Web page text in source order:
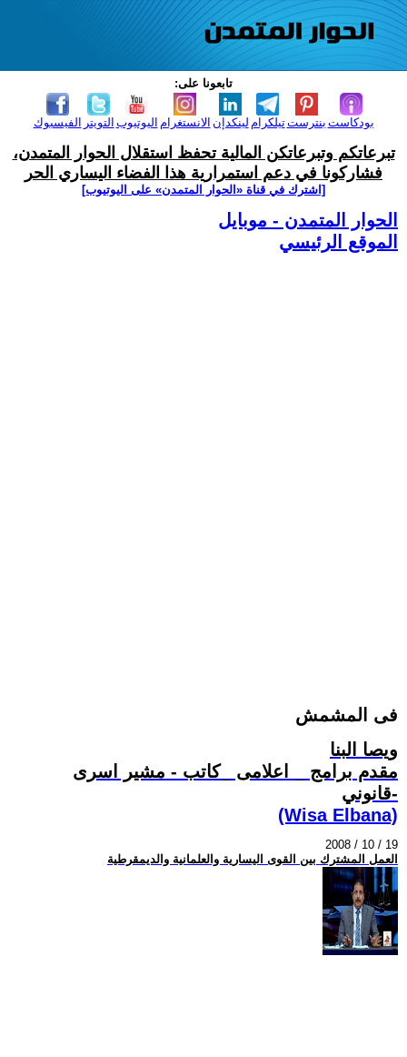
تابعونا على:
الفيسبوك التويتر اليوتيوب الانستغرام لينكدإن تيلكرامبنترست بودكاست
تبرعاتكم وتبرعاتكن المالية تحفظ استقلال الحوار المتمدن،
فشاركونا في دعم استمرارية هذا الفضاء اليساري الحر
[اشترك في قناة ‫«الحوار المتمدن» على اليوتيوب]
الحوار المتمدن - موبايل
الموقع الرئيسي
فى المشمش
ويصا البنا
مقدم برامج _ اعلامى _كاتب - مشير اسرى
-قانوني
(Wisa Elbana)
2008 / 10 / 19
العمل المشترك بين القوى اليسارية والعلمانية والديمقرطية